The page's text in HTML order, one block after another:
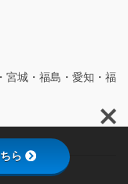
宮城・福島・愛知・福
ら